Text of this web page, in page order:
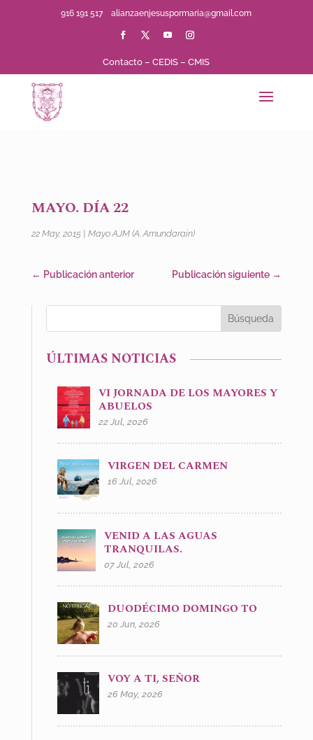
916 191 517alianzaenjesuspormaria@gmail.com
Contacto –CEDIS –CMIS
MAYO. DÍA 22
22 May, 2015| Mayo AJM (A. Amundarain)
← Publicación anterior Publicación siguiente →
ÚLTIMAS NOTICIAS
VI JORNADA DE LOS MAYORES Y
ABUELOS
22 Jul, 2026
VIRGEN DEL CARMEN
16 Jul, 2026
VENID A LAS AGUAS
TRANQUILAS.
07 Jul, 2026
DUODÉCIMO DOMINGO TO
20 Jun, 2026
VOY A TI, SEÑOR
26 May, 2026